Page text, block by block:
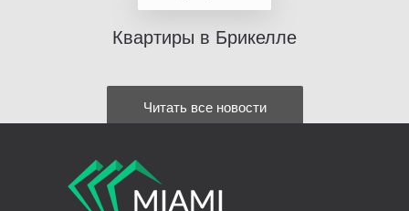
Квартиры в Брикелле
Читать все новости